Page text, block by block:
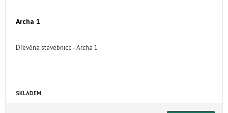
Archa 1
Dřevěná stavebnice - Archa 1
SKLADEM